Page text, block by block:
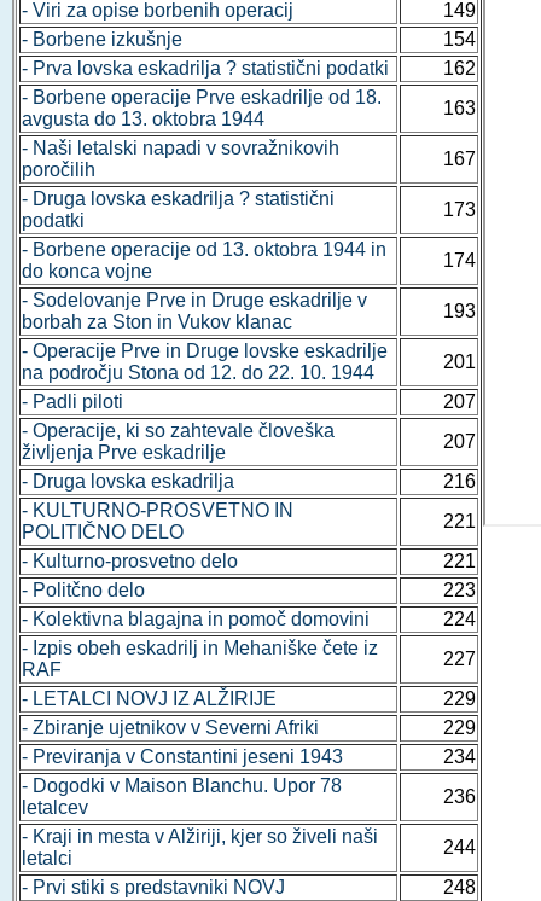
- Viri za opise borbenih operacij
149
- Borbene izkušnje
154
- Prva lovska eskadrilja ? statistični podatki
162
- Borbene operacije Prve eskadrilje od 18.
avgusta do 13. oktobra 1944
163
- Naši letalski napadi v sovražnikovih
poročilih
167
- Druga lovska eskadrilja ? statistični
podatki
173
- Borbene operacije od 13. oktobra 1944 in
do konca vojne
174
- Sodelovanje Prve in Druge eskadrilje v
borbah za Ston in Vukov klanac
193
- Operacije Prve in Druge lovske eskadrilje
na področju Stona od 12. do 22. 10. 1944
201
- Padli piloti
207
- Operacije, ki so zahtevale človeška
življenja Prve eskadrilje
207
- Druga lovska eskadrilja
216
- KULTURNO-PROSVETNO IN
POLITIČNO DELO
221
- Kulturno-prosvetno delo
221
- Politčno delo
223
- Kolektivna blagajna in pomoč domovini
224
- Izpis obeh eskadrilj in Mehaniške čete iz
RAF
227
- LETALCI NOVJ IZ ALŽIRIJE
229
- Zbiranje ujetnikov v Severni Afriki
229
- Previranja v Constantini jeseni 1943
234
- Dogodki v Maison Blanchu. Upor 78
letalcev
236
- Kraji in mesta v Alžiriji, kjer so živeli naši
letalci
244
- Prvi stiki s predstavniki NOVJ
248